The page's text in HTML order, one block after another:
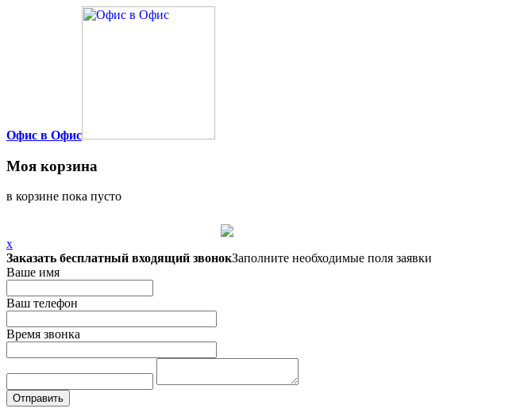
Офис в Офис
Моя корзина
в корзине пока пусто
x
Заказать бесплатный входящий звонокЗаполните необходимые поля заявки
Ваше имя
Ваш телефон
Время звонка
Отправить